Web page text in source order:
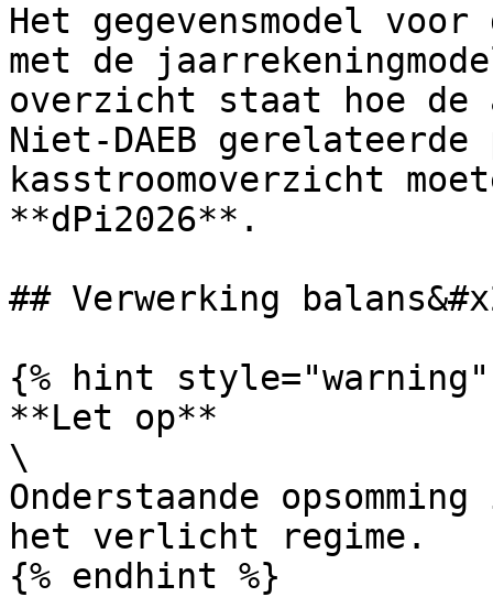
Het gegevensmodel
met de
overzicht staat hoe de
Niet-DAEB
kasstroomoverzicht
**dPi2026**.
## Verwerking
{% hint style="warning"
**Let op**
\
Onderstaande
het verlicht regime.
{% endhint %}